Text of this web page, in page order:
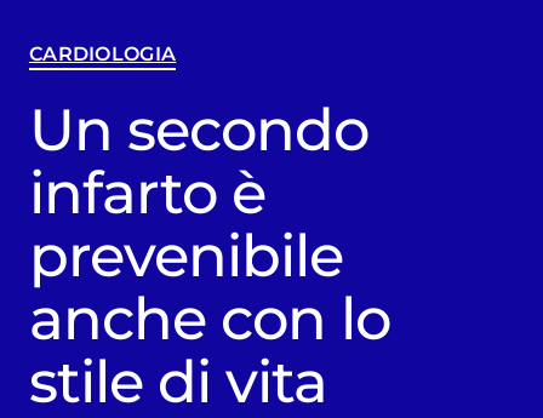
CARDIOLOGIA
Un secondo
infarto è
prevenibile
anche con lo
stile di vita